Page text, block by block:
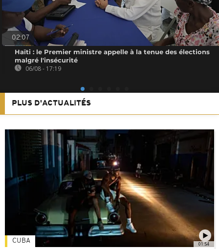
02:07
Haïti : le Premier ministre appelle à la tenue des élections
malgré l'insécurité
06/08 - 17:19
PLUS D'ACTUALITÉS
01:54
CUBA